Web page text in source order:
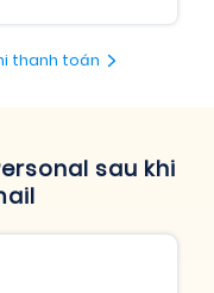
thanh toán
sau khi